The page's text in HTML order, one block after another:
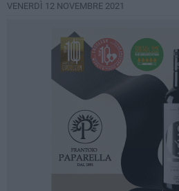
VENERDÌ 12 NOVEMBRE 2021